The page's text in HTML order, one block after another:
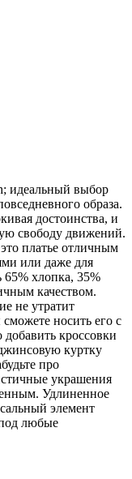
идеальный выбор
образа.
достоинства, и
свободу движений.
платье отличным
или даже для
65% хлопка, 35%
качеством.
не утратит
носить его с
кроссовки
куртку
про
украшения
Удлиненное
элемент
под любые